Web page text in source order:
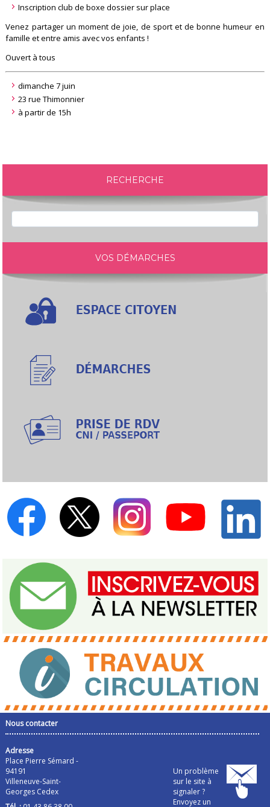
Inscription club de boxe dossier sur place
Venez partager un moment de joie, de sport et de bonne humeur en
famille et entre amis avec vos enfants !
Ouvert à tous
dimanche 7 juin
23 rue Thimonnier
à partir de 15h
RECHERCHE
VOS DÉMARCHES
Nous contacter
Adresse
Place Pierre Sémard -
94191
Villeneuve-Saint-
Georges Cedex
Un problème
sur le site à
signaler ?
Envoyez un